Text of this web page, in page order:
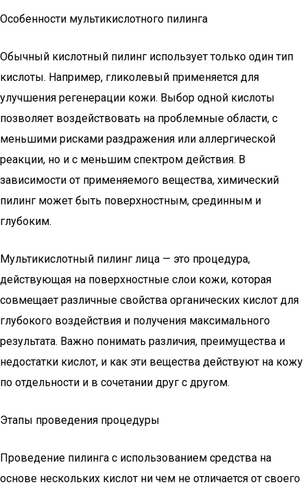
Особенности мультикислотного пилинга
Обычный кислотный пилинг использует только один тип
кислоты. Например, гликолевый применяется для
улучшения регенерации кожи. Выбор одной кислоты
позволяет воздействовать на проблемные области, с
меньшими рисками раздражения или аллергической
реакции, но и с меньшим спектром действия. В
зависимости от применяемого вещества, химический
пилинг может быть поверхностным, срединным и
глубоким.
Мультикислотный пилинг лица — это процедура,
действующая на поверхностные слои кожи, которая
совмещает различные свойства органических кислот для
глубокого воздействия и получения максимального
результата. Важно понимать различия, преимущества и
недостатки кислот, и как эти вещества действуют на кожу
по отдельности и в сочетании друг с другом.
Этапы проведения процедуры
Проведение пилинга с использованием средства на
основе нескольких кислот ни чем не отличается от своего